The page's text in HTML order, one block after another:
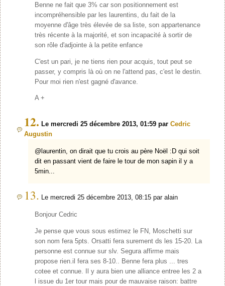
Benne ne fait que 3% car son positionnement est
incompréhensible par les laurentins, du fait de la
moyenne d'âge très élevée de sa liste, son appartenance
très récente à la majorité, et son incapacité à sortir de
son rôle d'adjointe à la petite enfance
C'est un pari, je ne tiens rien pour acquis, tout peut se
passer, y compris là où on ne l'attend pas, c'est le destin.
Pour moi rien n'est gagné d'avance.
A +
12. Le mercredi 25 décembre 2013, 01:59 par Cedric
Augustin
@laurentin, on dirait que tu crois au père Noël :D qui soit
dit en passant vient de faire le tour de mon sapin il y a
5min...
13. Le mercredi 25 décembre 2013, 08:15 par alain
Bonjour Cedric
Je pense que vous sous estimez le FN, Moschetti sur
son nom fera 5pts. Orsatti fera surement ds les 15-20. La
personne est connue sur slv. Segura affirme mais
propose rien.il fera ses 8-10.. Benne fera plus ... tres
cotee et connue. Il y aura bien une alliance entree les 2 a
l issue du 1er tour mais pour de mauvaise raison: battre